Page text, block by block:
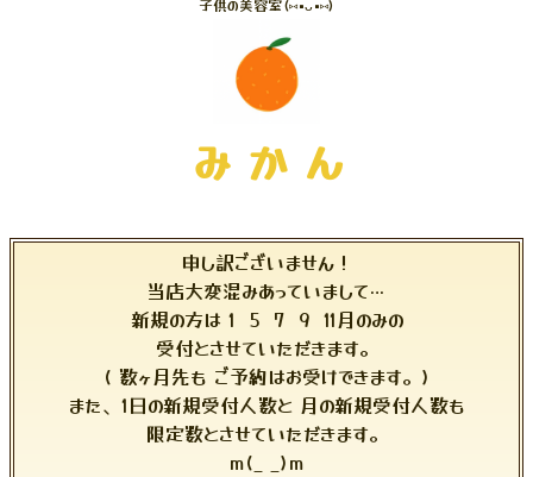
み か ん
申し訳ございません！
当店大変混みあっていまして…
新規の方は 1 5 7 9 11月のみの
受付とさせていただきます。
( 数ヶ月先も ご予約はお受けできます。)
また、1日の新規受付人数と 月の新規受付人数も
限定数とさせていただきます。
m(_ _)m